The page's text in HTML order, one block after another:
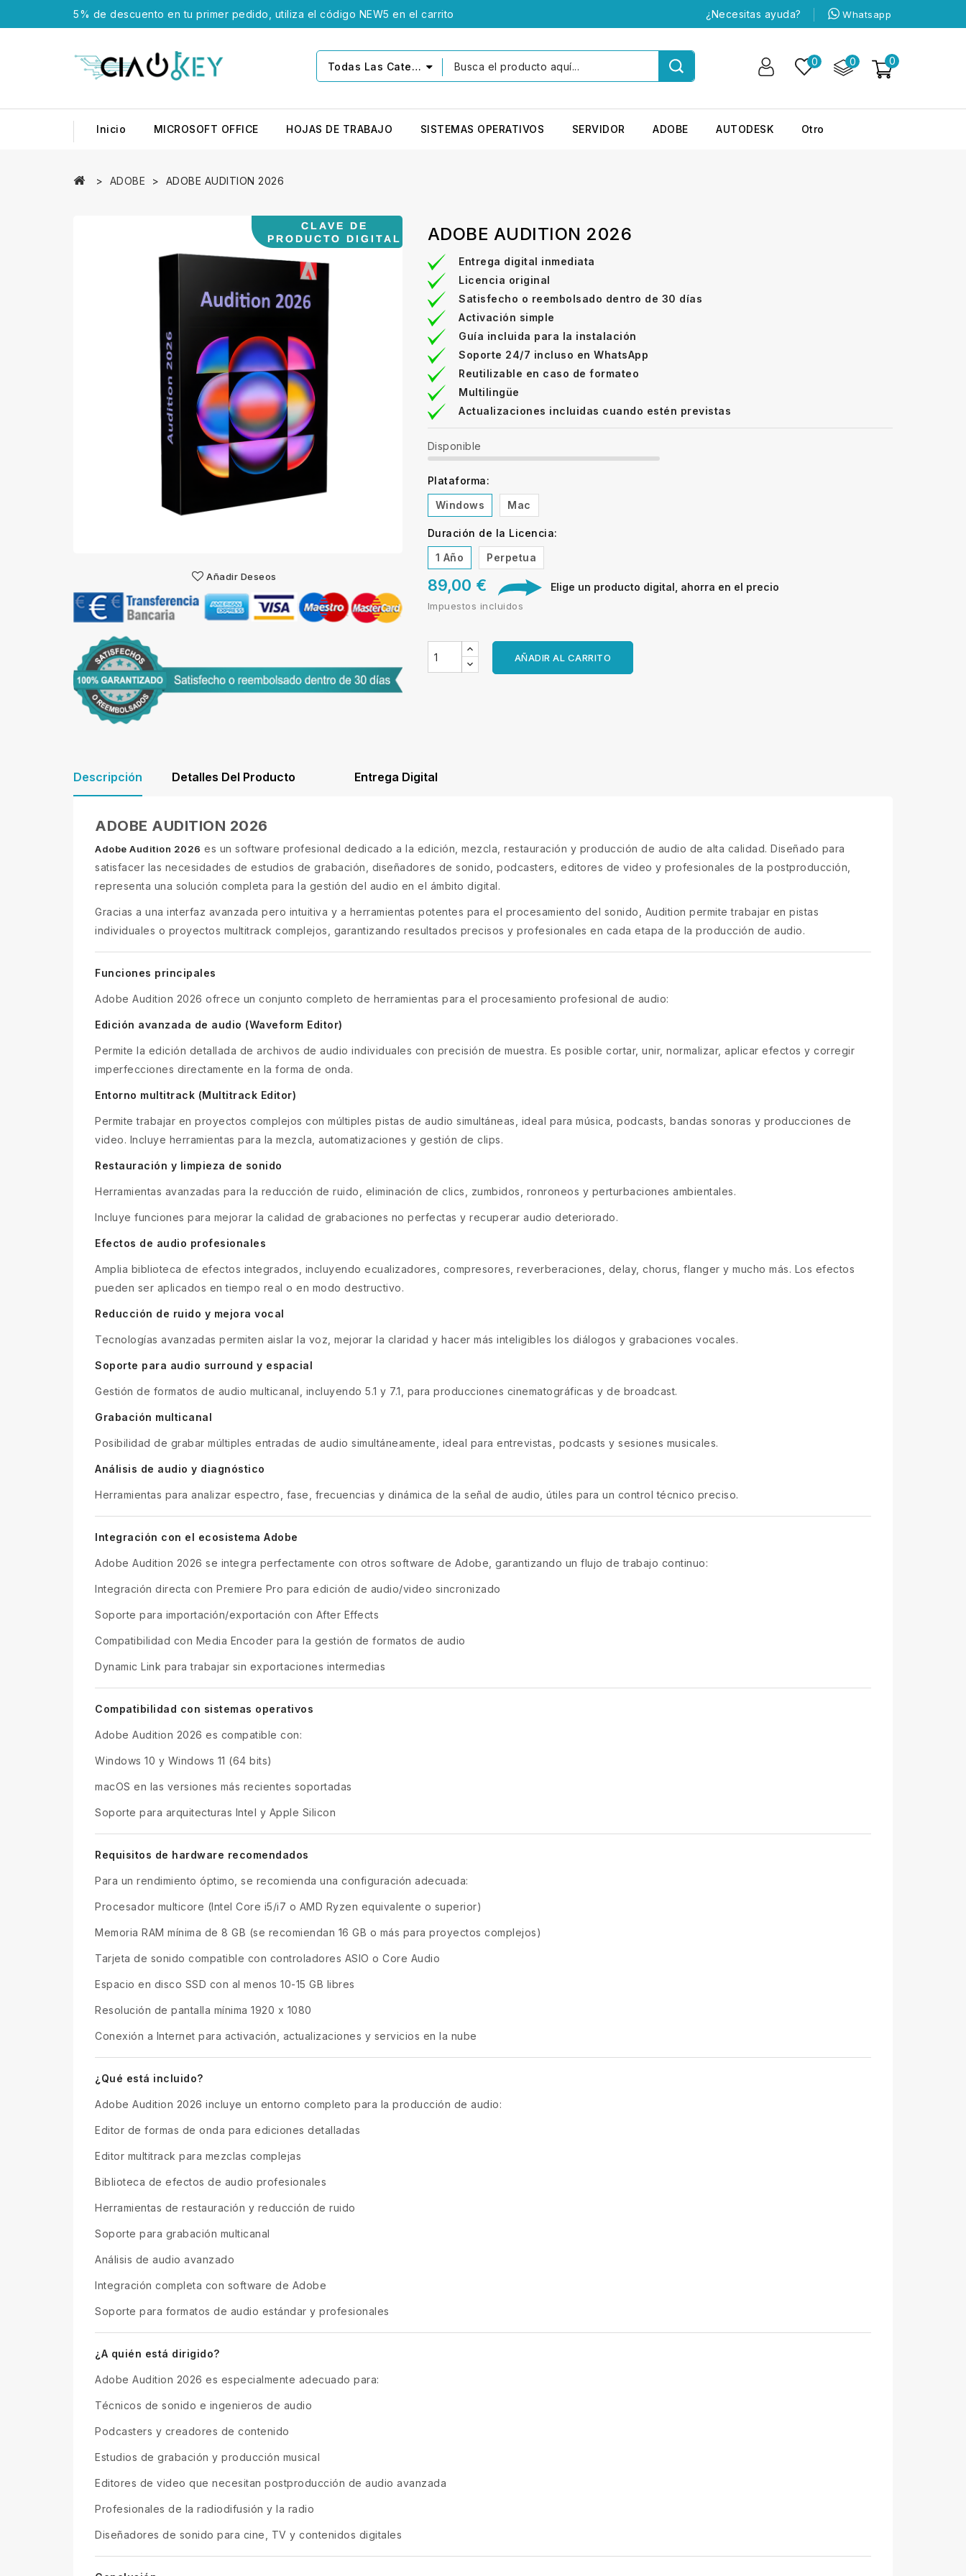
5% de descuento en tu primer pedido, utiliza el código NEW5 en el carrito Whatsapp
¿Necesitas ayuda?
0
0
0
Todas Las Categorías
Inicio MICROSOFT OFFICE HOJAS DE TRABAJO SISTEMAS OPERATIVOS SERVIDOR ADOBE AUTODESK Otro
ADOBE ADOBE AUDITION 2026
Añadir Deseos
ADOBE AUDITION 2026
Entrega digital inmediata
Licencia original
Satisfecho o reembolsado dentro de 30 días
Activación simple
Guía incluida para la instalación
Soporte 24/7 incluso en WhatsApp
Reutilizable en caso de formateo
Multilingüe
Actualizaciones incluidas cuando estén previstas
Disponible
Plataforma:
Windows
Mac
Duración de la Licencia:
1 Año
Perpetua
89,00 € Elige un producto digital, ahorra en el precio
Impuestos incluidos
AÑADIR AL CARRITO
Descripción Detalles Del Producto Entrega Digital
ADOBE AUDITION 2026
Adobe Audition 2026 es un software profesional dedicado a la edición, mezcla, restauración y producción de audio de alta calidad. Diseñado para
satisfacer las necesidades de estudios de grabación, diseñadores de sonido, podcasters, editores de video y profesionales de la postproducción,
representa una solución completa para la gestión del audio en el ámbito digital.
Gracias a una interfaz avanzada pero intuitiva y a herramientas potentes para el procesamiento del sonido, Audition permite trabajar en pistas
individuales o proyectos multitrack complejos, garantizando resultados precisos y profesionales en cada etapa de la producción de audio.
Funciones principales
Adobe Audition 2026 ofrece un conjunto completo de herramientas para el procesamiento profesional de audio:
Edición avanzada de audio (Waveform Editor)
Permite la edición detallada de archivos de audio individuales con precisión de muestra. Es posible cortar, unir, normalizar, aplicar efectos y corregir
imperfecciones directamente en la forma de onda.
Entorno multitrack (Multitrack Editor)
Permite trabajar en proyectos complejos con múltiples pistas de audio simultáneas, ideal para música, podcasts, bandas sonoras y producciones de
video. Incluye herramientas para la mezcla, automatizaciones y gestión de clips.
Restauración y limpieza de sonido
Herramientas avanzadas para la reducción de ruido, eliminación de clics, zumbidos, ronroneos y perturbaciones ambientales.
Incluye funciones para mejorar la calidad de grabaciones no perfectas y recuperar audio deteriorado.
Efectos de audio profesionales
Amplia biblioteca de efectos integrados, incluyendo ecualizadores, compresores, reverberaciones, delay, chorus, flanger y mucho más. Los efectos
pueden ser aplicados en tiempo real o en modo destructivo.
Reducción de ruido y mejora vocal
Tecnologías avanzadas permiten aislar la voz, mejorar la claridad y hacer más inteligibles los diálogos y grabaciones vocales.
Soporte para audio surround y espacial
Gestión de formatos de audio multicanal, incluyendo 5.1 y 7.1, para producciones cinematográficas y de broadcast.
Grabación multicanal
Posibilidad de grabar múltiples entradas de audio simultáneamente, ideal para entrevistas, podcasts y sesiones musicales.
Análisis de audio y diagnóstico
Herramientas para analizar espectro, fase, frecuencias y dinámica de la señal de audio, útiles para un control técnico preciso.
Integración con el ecosistema Adobe
Adobe Audition 2026 se integra perfectamente con otros software de Adobe, garantizando un flujo de trabajo continuo:
Integración directa con Premiere Pro para edición de audio/video sincronizado
Soporte para importación/exportación con After Effects
Compatibilidad con Media Encoder para la gestión de formatos de audio
Dynamic Link para trabajar sin exportaciones intermedias
Compatibilidad con sistemas operativos
Adobe Audition 2026 es compatible con:
Windows 10 y Windows 11 (64 bits)
macOS en las versiones más recientes soportadas
Soporte para arquitecturas Intel y Apple Silicon
Requisitos de hardware recomendados
Para un rendimiento óptimo, se recomienda una configuración adecuada:
Procesador multicore (Intel Core i5/i7 o AMD Ryzen equivalente o superior)
Memoria RAM mínima de 8 GB (se recomiendan 16 GB o más para proyectos complejos)
Tarjeta de sonido compatible con controladores ASIO o Core Audio
Espacio en disco SSD con al menos 10-15 GB libres
Resolución de pantalla mínima 1920 x 1080
Conexión a Internet para activación, actualizaciones y servicios en la nube
¿Qué está incluido?
Adobe Audition 2026 incluye un entorno completo para la producción de audio:
Editor de formas de onda para ediciones detalladas
Editor multitrack para mezclas complejas
Biblioteca de efectos de audio profesionales
Herramientas de restauración y reducción de ruido
Soporte para grabación multicanal
Análisis de audio avanzado
Integración completa con software de Adobe
Soporte para formatos de audio estándar y profesionales
¿A quién está dirigido?
Adobe Audition 2026 es especialmente adecuado para:
Técnicos de sonido e ingenieros de audio
Podcasters y creadores de contenido
Estudios de grabación y producción musical
Editores de video que necesitan postproducción de audio avanzada
Profesionales de la radiodifusión y la radio
Diseñadores de sonido para cine, TV y contenidos digitales